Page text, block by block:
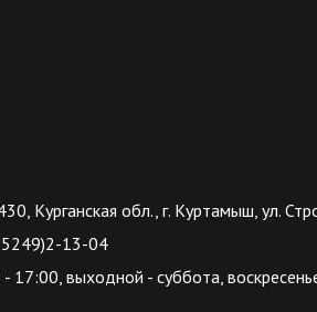
Курганская обл., г. Куртамыш, ул.
13-04
17:00, выходной - суббота,